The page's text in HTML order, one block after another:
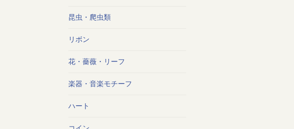
昆虫・爬虫類
リボン
花・薔薇・リーフ
楽器・音楽モチーフ
ハート